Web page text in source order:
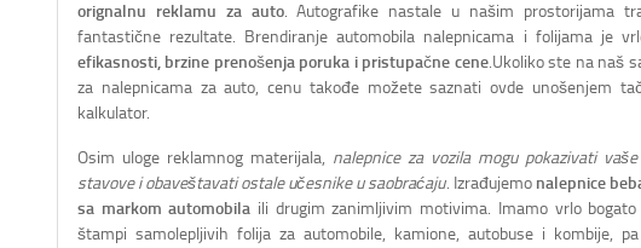
orignalnu reklamu za auto. Autografike nastale u našim prostorijama
fantastične rezultate. Brendiranje automobila nalepnicama i folijama je
efikasnosti, brzine prenošenja poruka i pristupačne cene.Ukoliko ste na naš
za nalepnicama za auto, cenu takođe možete saznati ovde unošenjem
kalkulator.
Osim uloge reklamnog materijala, nalepnice za vozila mogu pokazivati
stavove i obaveštavati ostale učesnike u saobraćaju. Izrađujemo nalepnice
sa markom automobila ili drugim zanimljivim motivima. Imamo vrlo
štampi samolepljivih folija za automobile, kamione, autobuse i kombije,